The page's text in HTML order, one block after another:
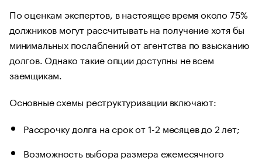
По оценкам экспертов, в настоящее время около 75%
должников могут рассчитывать на получение хотя бы
минимальных послаблений от агентства по взысканию
долгов. Однако такие опции доступны не всем
заемщикам.
Основные схемы реструктуризации включают:
Рассрочку долга на срок от 1-2 месяцев до 2 лет;
Возможность выбора размера ежемесячного